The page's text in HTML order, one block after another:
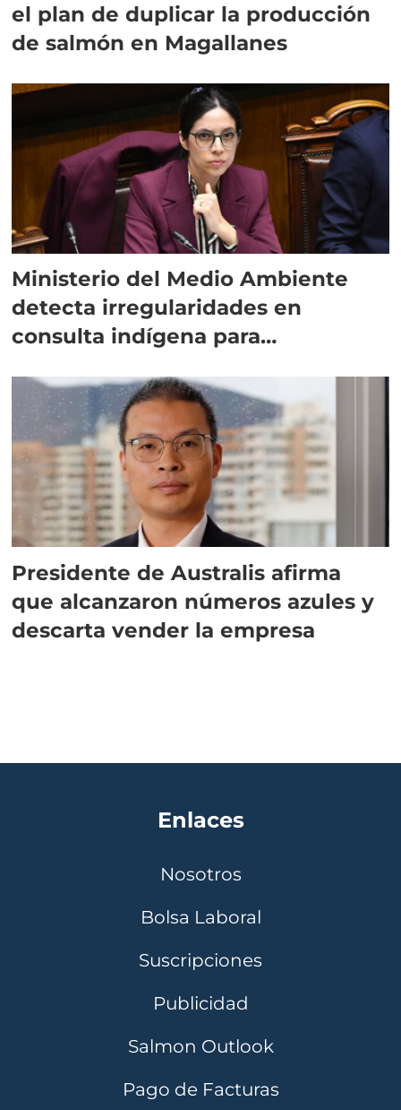
el plan de duplicar la producción
de salmón en Magallanes
Ministerio del Medio Ambiente
detecta irregularidades en
consulta indígena para
Presidente de Australis afirma
que alcanzaron números azules y
descarta vender la empresa
Enlaces
Nosotros
Bolsa Laboral
Suscripciones
Publicidad
Salmon Outlook
Pago de Facturas